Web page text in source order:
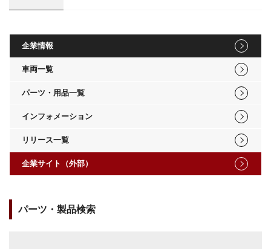
企業情報
車両一覧
パーツ・用品一覧
インフォメーション
リリース一覧
企業サイト（外部）
パーツ・製品検索